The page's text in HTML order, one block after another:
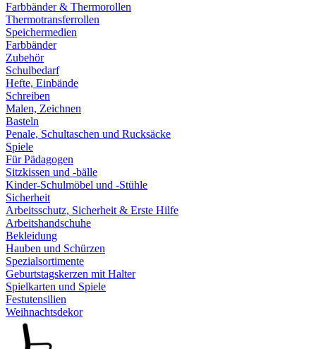
Farbbänder & Thermorollen
Thermotransferrollen
Speichermedien
Farbbänder
Zubehör
Schulbedarf
Hefte, Einbände
Schreiben
Malen, Zeichnen
Basteln
Penale, Schultaschen und Rucksäcke
Spiele
Für Pädagogen
Sitzkissen und -bälle
Kinder-Schulmöbel und -Stühle
Sicherheit
Arbeitsschutz, Sicherheit & Erste Hilfe
Arbeitshandschuhe
Bekleidung
Hauben und Schürzen
Spezialsortimente
Geburtstagskerzen mit Halter
Spielkarten und Spiele
Festutensilien
Weihnachtsdekor